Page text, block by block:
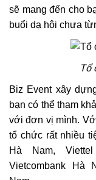
sẽ mang đến cho
buổi dạ hội chưa
Tổ
Biz Event xây
bạn có thể tham
với đơn vị mình.
tổ chức rất nhiều
Hà Nam,
Vietcombank Hà